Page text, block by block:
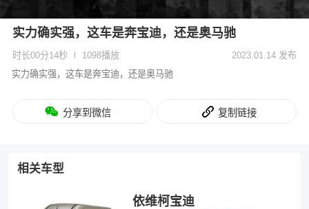
实力确实强，这车是奔宝迪，还是奥马驰
时长00分14秒 1098播放
2023.01.14 发布
实力确实强，这车是奔宝迪，还是奥马驰
分享到微信 复制链接
相关车型
依维柯宝迪